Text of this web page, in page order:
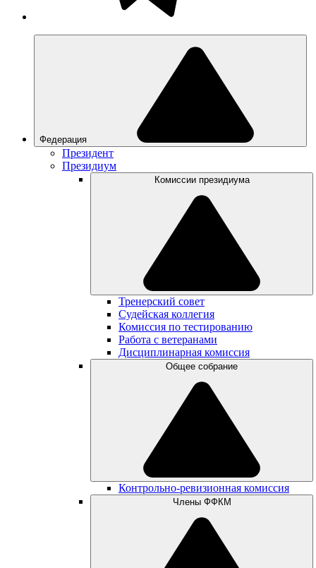
Федерация
Президент
Президиум
Комиссии президиума
Тренерский совет
Судейская коллегия
Комиссия по тестированию
Работа с ветеранами
Дисциплинарная комиссия
Общее собрание
Контрольно-ревизионная комиссия
Члены ФФКМ